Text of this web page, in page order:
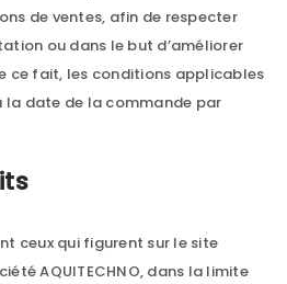
de ventes, afin de respecter
ou dans le but d’améliorer
ce fait, les conditions applicables
la date de la commande par
ceux qui figurent sur le site
AQUITECHNO, dans la limite